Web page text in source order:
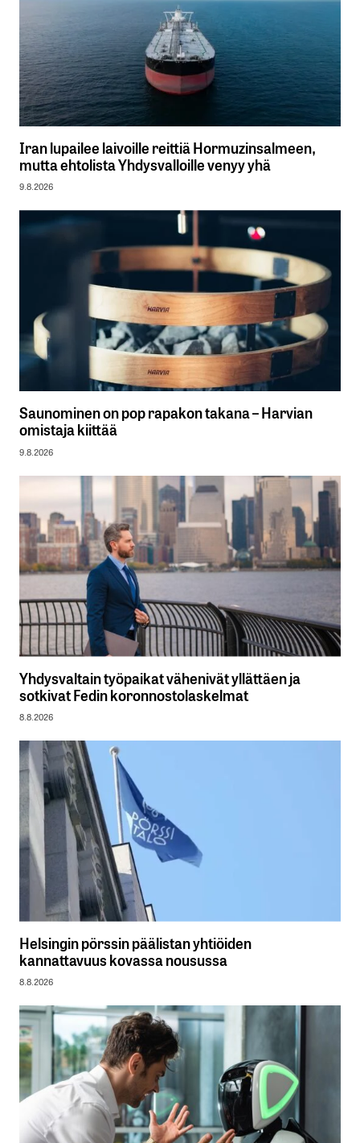
Iran lupailee laivoille reittiä Hormuzinsalmeen,
mutta ehtolista Yhdysvalloille venyy yhä
9.8.2026
Saunominen on pop rapakon takana – Harvian
omistaja kiittää
9.8.2026
Yhdysvaltain työpaikat vähenivät yllättäen ja
sotkivat Fedin koronnostolaskelmat
8.8.2026
Helsingin pörssin päälistan yhtiöiden
kannattavuus kovassa nousussa
8.8.2026